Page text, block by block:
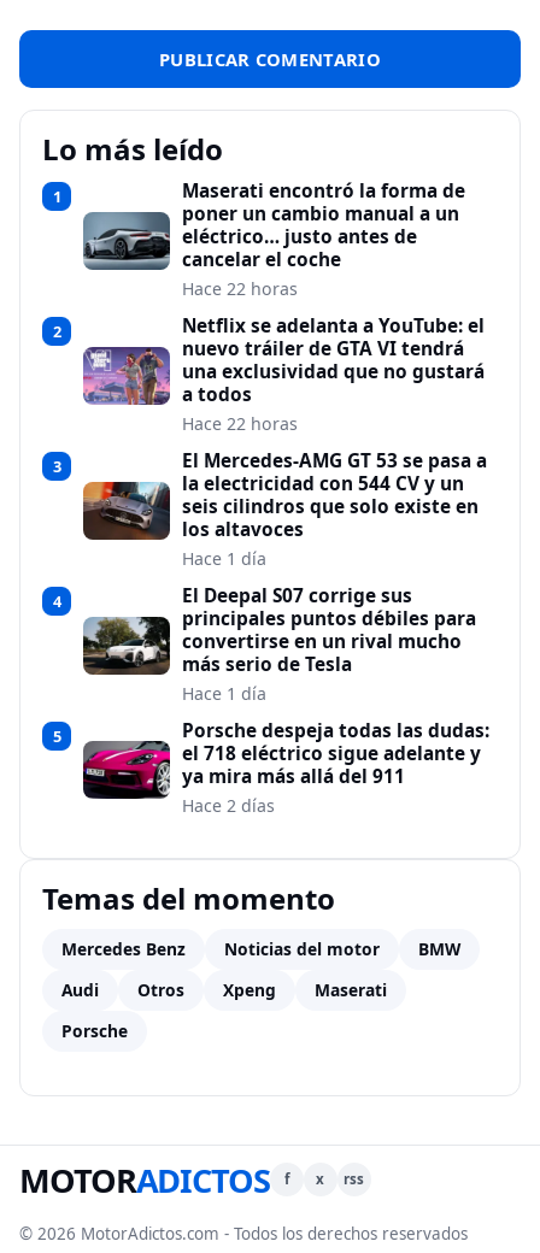
Lo más leído
1
Maserati encontró la forma de
poner un cambio manual a un
eléctrico… justo antes de
cancelar el coche
Hace 22 horas
2
Netflix se adelanta a YouTube: el
nuevo tráiler de GTA VI tendrá
una exclusividad que no gustará
a todos
Hace 22 horas
3
El Mercedes-AMG GT 53 se pasa a
la electricidad con 544 CV y un
seis cilindros que solo existe en
los altavoces
Hace 1 día
4
El Deepal S07 corrige sus
principales puntos débiles para
convertirse en un rival mucho
más serio de Tesla
Hace 1 día
5
Porsche despeja todas las dudas:
el 718 eléctrico sigue adelante y
ya mira más allá del 911
Hace 2 días
Temas del momento
Mercedes Benz Noticias del motor
BMW
Audi
Otros Xpeng
Maserati
Porsche
MOTORADICTOS f x rss
© 2026 MotorAdictos.com - Todos los derechos reservados